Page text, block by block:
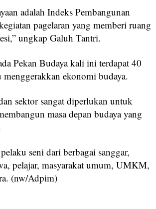
adalah Indeks Pembangunan
pagelaran yang memberi ruang
ungkap Galuh Tantri.
Pekan Budaya kali ini terdapat 40
ekonomi budaya.
sektor sangat diperlukan untuk
masa depan budaya yang
seni dari berbagai sanggar,
pelajar, masyarakat umum, UMKM,
(nw/Adpim)